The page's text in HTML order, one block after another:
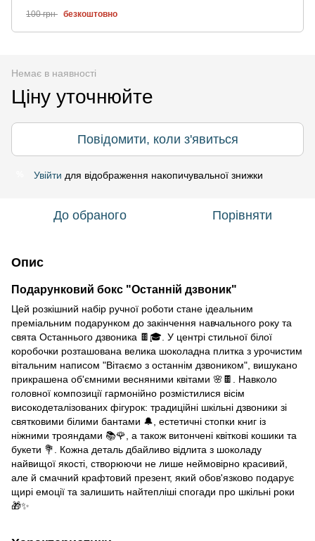
100 грн безкоштовно
Немає в наявності
Ціну уточнюйте
Повідомити, коли з'явиться
Увійти для відображення накопичувальної знижки
До обраного Порівняти
Опис
Подарунковий бокс "Останній дзвоник"
Цей розкішний набір ручної роботи стане ідеальним
преміальним подарунком до закінчення навчального року та
свята Останнього дзвоника 🍫🎓. У центрі стильної білої
коробочки розташована велика шоколадна плитка з урочистим
вітальним написом "Вітаємо з останнім дзвоником", вишукано
прикрашена об'ємними весняними квітами 🌸🍫. Навколо
головної композиції гармонійно розмістилися вісім
високодеталізованих фігурок: традиційні шкільні дзвоники зі
святковими білими бантами 🔔, естетичні стопки книг із
ніжними трояндами 📚🌹, а також витончені квіткові кошики та
букети 💐. Кожна деталь дбайливо відлита з шоколаду
найвищої якості, створюючи не лише неймовірно красивий,
але й смачний крафтовий презент, який обов'язково подарує
щирі емоції та залишить найтепліші спогади про шкільні роки
🎁✨